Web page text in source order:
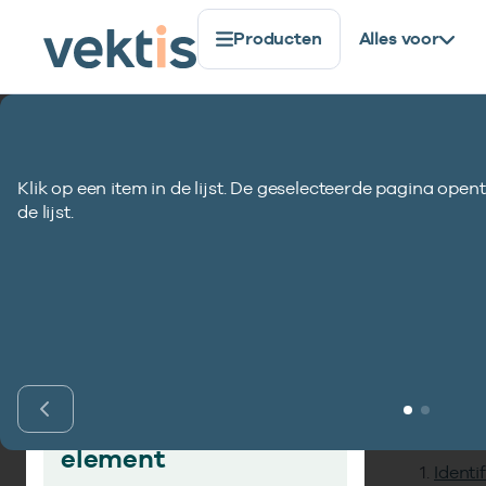
Producten Alles voor
Datum geboorte
Vind gegevens­
element
Klik op een item in de lijst. De geselecteerde pagina
de lijst.